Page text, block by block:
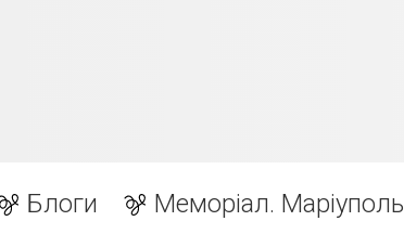
Блоги Меморіал. Маріуполь